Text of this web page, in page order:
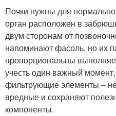
Почки нужны для
орган расположен в
двум сторонам от
напоминают фасоль, но их
пропорциональны
учесть один важный
фильтрующие элементы –
вредные и сохраняют
компоненты.